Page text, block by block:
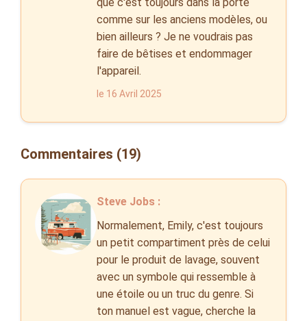
comme sur les anciens modèles, ou
bien ailleurs ? Je ne voudrais pas
faire de bêtises et endommager
l'appareil.
le 16 Avril 2025
Commentaires (19)
Steve Jobs :
Normalement, Emily, c'est toujours
un petit compartiment près de celui
pour le produit de lavage, souvent
avec un symbole qui ressemble à
une étoile ou un truc du genre. Si
ton manuel est vague, cherche la